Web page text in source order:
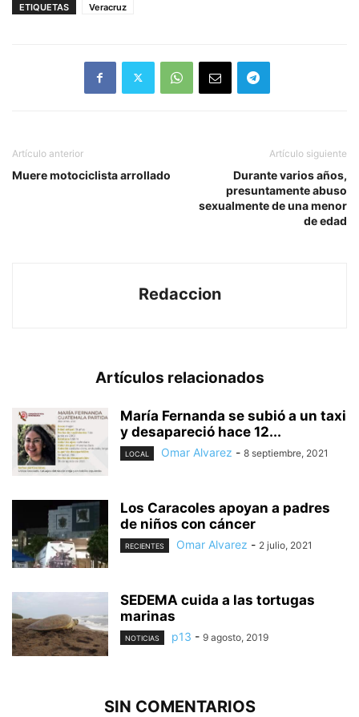
ETIQUETAS Veracruz
Artículo anterior
Muere motociclista arrollado
Artículo siguiente
Durante varios años,
presuntamente abuso
sexualmente de una menor
de edad
Redaccion
Artículos relacionados
María Fernanda se subió a un taxi
y desapareció hace 12...
LOCAL Omar Alvarez - 8 septiembre, 2021
Los Caracoles apoyan a padres
de niños con cáncer
RECIENTES Omar Alvarez - 2 julio, 2021
SEDEMA cuida a las tortugas
marinas
NOTICIAS p13 - 9 agosto, 2019
SIN COMENTARIOS